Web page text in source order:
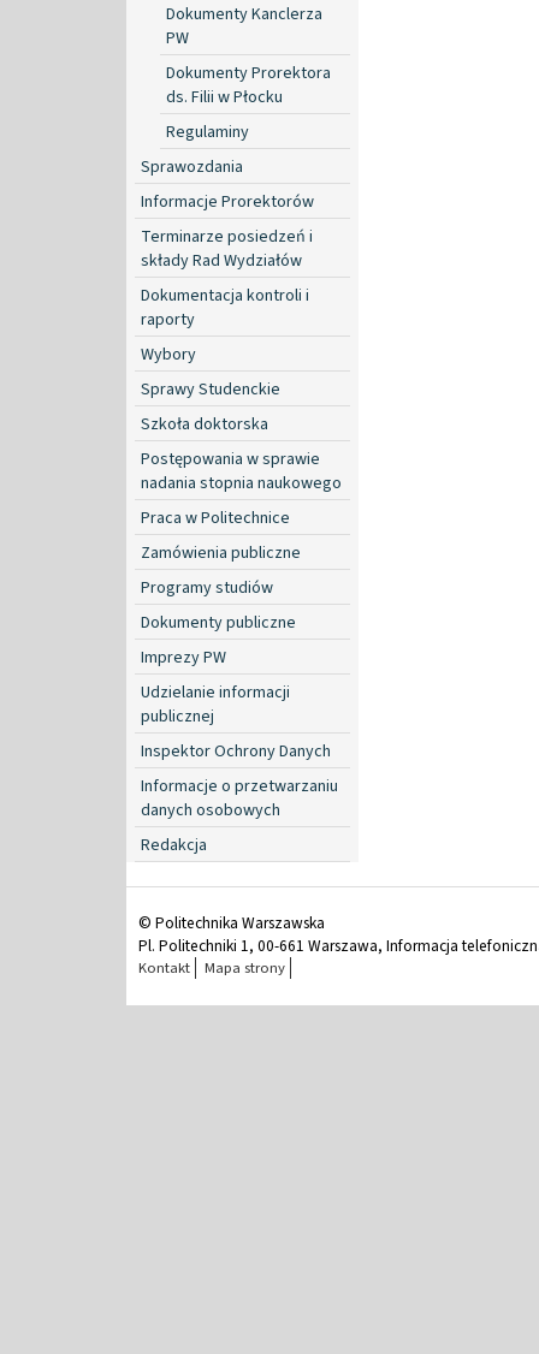
Dokumenty Kanclerza
PW
Dokumenty Prorektora
ds. Filii w Płocku
Regulaminy
Sprawozdania
Informacje Prorektorów
Terminarze posiedzeń i
składy Rad Wydziałów
Dokumentacja kontroli i
raporty
Wybory
Sprawy Studenckie
Szkoła doktorska
Postępowania w sprawie
nadania stopnia naukowego
Praca w Politechnice
Zamówienia publiczne
Programy studiów
Dokumenty publiczne
Imprezy PW
Udzielanie informacji
publicznej
Inspektor Ochrony Danych
Informacje o przetwarzaniu
danych osobowych
Redakcja
© Politechnika Warszawska
Pl. Politechniki 1, 00-661 Warszawa, Informacja
Kontakt Mapa strony